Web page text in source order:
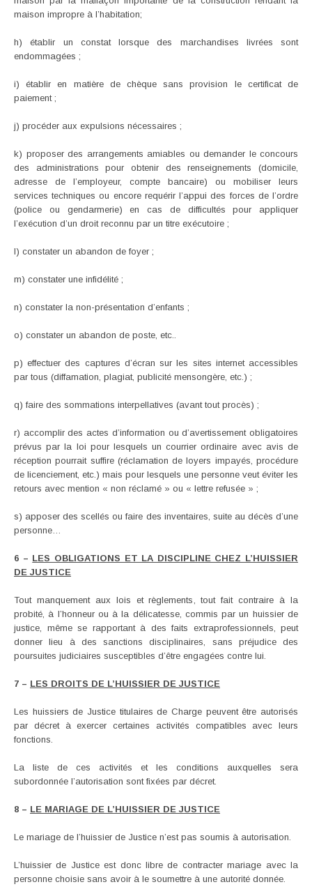
maison impropre à l’habitation;
h) établir un constat lorsque des marchandises livrées sont
endommagées ;
i) établir en matière de chèque sans provision le certificat de
paiement ;
j) procéder aux expulsions nécessaires ;
k) proposer des arrangements amiables ou demander le concours
des administrations pour obtenir des renseignements (domicile,
adresse de l’employeur, compte bancaire) ou mobiliser leurs
services techniques ou encore requérir l’appui des forces de l’ordre
(police ou gendarmerie) en cas de difficultés pour appliquer
l’exécution d’un droit reconnu par un titre exécutoire ;
l) constater un abandon de foyer ;
m) constater une infidélité ;
n) constater la non-présentation d’enfants ;
o) constater un abandon de poste, etc..
p) effectuer des captures d’écran sur les sites internet accessibles
par tous (diffamation, plagiat, publicité mensongère, etc.) ;
q) faire des sommations interpellatives (avant tout procès) ;
r) accomplir des actes d’information ou d’avertissement obligatoires
prévus par la loi pour lesquels un courrier ordinaire avec avis de
réception pourrait suffire (réclamation de loyers impayés, procédure
de licenciement, etc.) mais pour lesquels une personne veut éviter les
retours avec mention « non réclamé » ou « lettre refusée » ;
s) apposer des scellés ou faire des inventaires, suite au décès d’une
personne…
6 – LES OBLIGATIONS ET LA DISCIPLINE CHEZ L’HUISSIER
DE JUSTICE
Tout manquement aux lois et règlements, tout fait contraire à la
probité, à l’honneur ou à la délicatesse, commis par un huissier de
justice, même se rapportant à des faits extraprofessionnels, peut
donner lieu à des sanctions disciplinaires, sans préjudice des
poursuites judiciaires susceptibles d’être engagées contre lui.
7 – LES DROITS DE L’HUISSIER DE JUSTICE
Les huissiers de Justice titulaires de Charge peuvent être autorisés
par décret à exercer certaines activités compatibles avec leurs
fonctions.
La liste de ces activités et les conditions auxquelles sera
subordonnée l’autorisation sont fixées par décret.
8 – LE MARIAGE DE L’HUISSIER DE JUSTICE
Le mariage de l’huissier de Justice n’est pas soumis à autorisation.
L’huissier de Justice est donc libre de contracter mariage avec la
personne choisie sans avoir à le soumettre à une autorité donnée.